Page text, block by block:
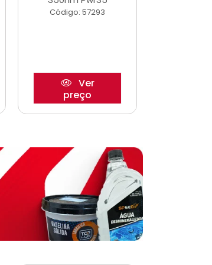
Código: 57293
Ver
preço